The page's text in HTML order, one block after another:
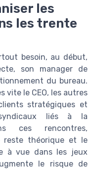
les
les trente
besoin, au début,
son manager de
du bureau.
vite le CEO, les autres
stratégiques et
liés à la
ces rencontres,
reste théorique et le
à vue dans les jeux
le risque de